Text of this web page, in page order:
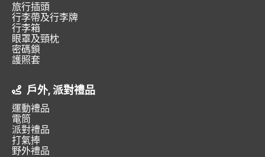
旅行插頭
行李帶及行李牌
行李箱
眼罩及頸枕
密碼鎖
護照套
戶外, 派對禮品
運動禮品
電筒
派對禮品
打氣捧
野外禮品